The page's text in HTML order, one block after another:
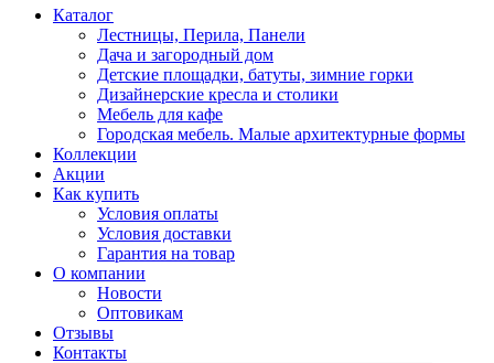
Каталог
Лестницы, Перила, Панели
Дача и загородный дом
Детские площадки, батуты, зимние горки
Дизайнерские кресла и столики
Мебель для кафе
Городская мебель. Малые архитектурные формы
Коллекции
Акции
Как купить
Условия оплаты
Условия доставки
Гарантия на товар
О компании
Новости
Оптовикам
Отзывы
Контакты